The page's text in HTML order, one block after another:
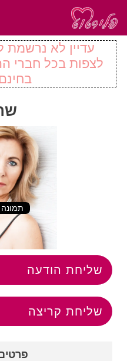
עדיין לא נרשמת
לצפות בכל חברי
שליחת הודעה
שליחת קריצה